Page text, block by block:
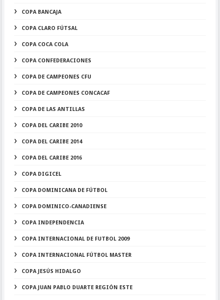
COPA BANCAJA
COPA CLARO FÚTSAL
COPA COCA COLA
COPA CONFEDERACIONES
COPA DE CAMPEONES CFU
COPA DE CAMPEONES CONCACAF
COPA DE LAS ANTILLAS
COPA DEL CARIBE 2010
COPA DEL CARIBE 2014
COPA DEL CARIBE 2016
COPA DIGICEL
COPA DOMINICANA DE FÚTBOL
COPA DOMINICO-CANADIENSE
COPA INDEPENDENCIA
COPA INTERNACIONAL DE FUTBOL 2009
COPA INTERNACIONAL FÚTBOL MASTER
COPA JESÚS HIDALGO
COPA JUAN PABLO DUARTE REGIÓN ESTE